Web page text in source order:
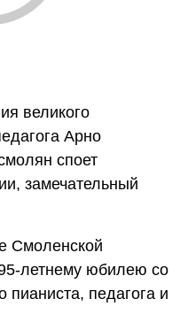
великого
Арно
споет
замечательный
Смоленской
летнему юбилею со
пианиста, педагога и